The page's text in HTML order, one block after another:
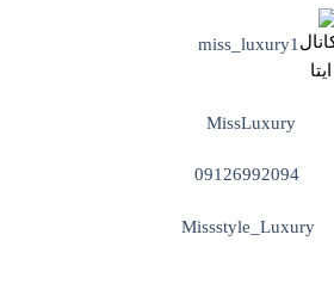
miss_luxury1
MissLuxury
09126992094
Missstyle_Luxury